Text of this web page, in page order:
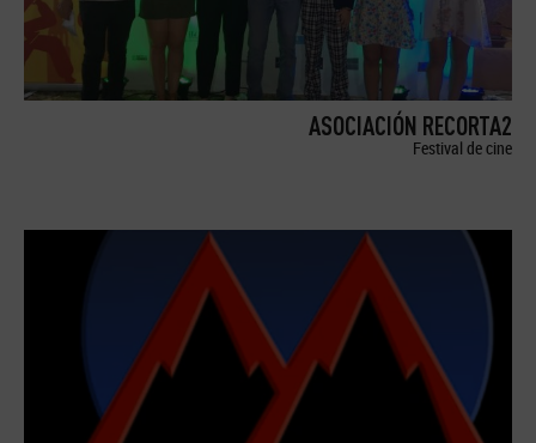
ASOCIACIÓN RECORTA2
Festival de cine